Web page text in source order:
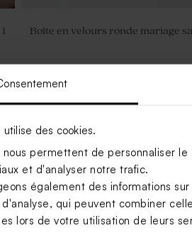
des cookies.
nous permettent de personnaliser
et d'analyser notre trafic.
également des informations
qui peuvent combiner
lors de votre utilisation de leurs
Boîte en velours ronde mariage